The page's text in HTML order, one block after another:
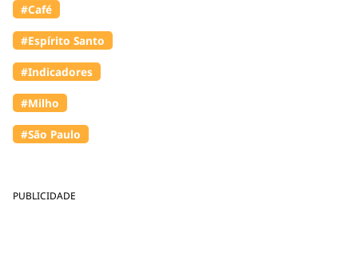
PUBLICIDADE
#Café
#Espírito Santo
#Indicadores
#Milho
#São Paulo